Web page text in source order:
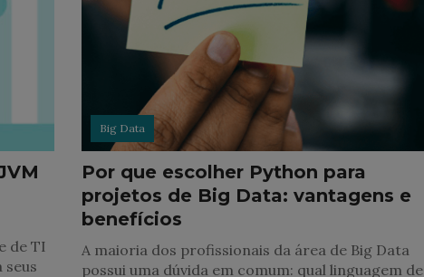
de TI
Big Data
Por que escolher Python para
projetos de Big Data: vantagens e
benefícios
A maioria dos profissionais da área de Big Data
possui uma dúvida em comum: qual linguagem de